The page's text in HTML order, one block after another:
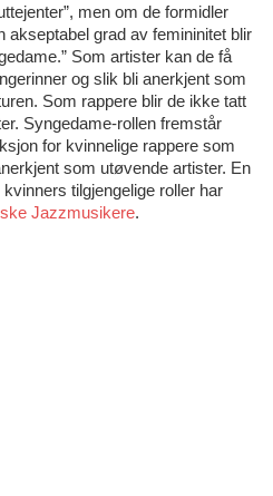
men om de formidler
akseptabel grad av femininitet blir
Som artister kan de få
og slik bli anerkjent som
Som rappere blir de ikke tatt
Syngedame-rollen fremstår
for kvinnelige rappere som
som utøvende artister. En
tilgjengelige roller har
Jazzmusikere.